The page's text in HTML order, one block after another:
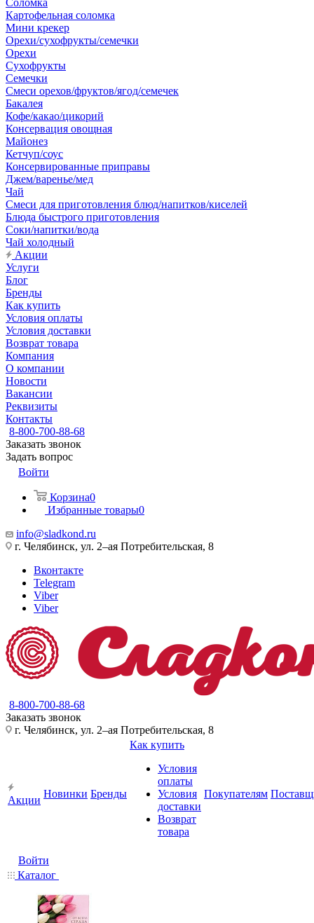
Соломка
Картофельная соломка
Мини крекер
Орехи/сухофрукты/семечки
Орехи
Сухофрукты
Семечки
Смеси орехов/фруктов/ягод/семечек
Бакалея
Кофе/какао/цикорий
Консервация овощная
Майонез
Кетчуп/соус
Консервированные приправы
Джем/варенье/мед
Чай
Смеси для приготовления блюд/напитков/киселей
Блюда быстрого приготовления
Соки/напитки/вода
Чай холодный
Акции
Услуги
Блог
Бренды
Как купить
Условия оплаты
Условия доставки
Возврат товара
Компания
О компании
Новости
Вакансии
Реквизиты
Контакты
8-800-700-88-68
Заказать звонок
Задать вопрос
Войти
Корзина0
Избранные товары0
info@sladkond.ru
г. Челябинск, ул. 2–ая Потребительская, 8
Вконтакте
Telegram
Viber
Viber
8-800-700-88-68
Заказать звонок
г. Челябинск, ул. 2–ая Потребительская, 8
Акции
Новинки Бренды
Как купить
Условия
оплаты
Условия
доставки
Возврат
товара
Покупателям
Войти
Каталог